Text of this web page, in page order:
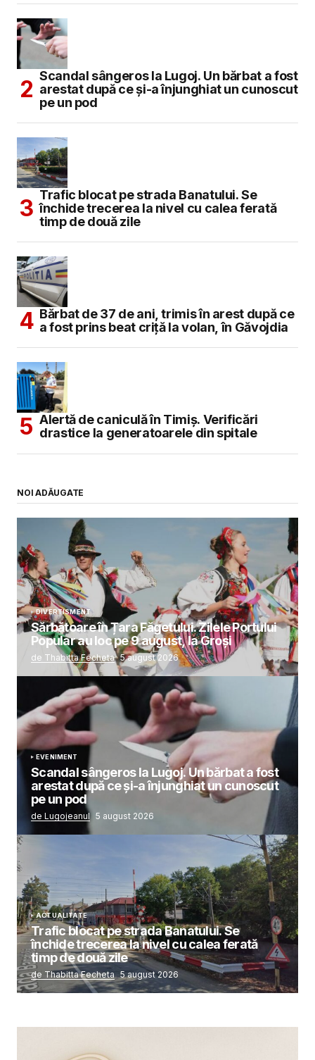
Scandal sângeros la Lugoj. Un bărbat a fost
arestat după ce și-a înjunghiat un cunoscut
pe un pod
Trafic blocat pe strada Banatului. Se
închide trecerea la nivel cu calea ferată
timp de două zile
Bărbat de 37 de ani, trimis în arest după ce
a fost prins beat criță la volan, în Găvojdia
Alertă de caniculă în Timiș. Verificări
drastice la generatoarele din spitale
NOI ADĂUGATE
DIVERTISMENT
Sărbătoare în Țara Făgetului. Zilele Portului
Popular au loc pe 9 august, la Groși
de Thabitta Fecheta 5 august 2026
EVENIMENT
Scandal sângeros la Lugoj. Un bărbat a fost
arestat după ce și-a înjunghiat un cunoscut
pe un pod
de Lugojeanul 5 august 2026
ACTUALITATE
Trafic blocat pe strada Banatului. Se
închide trecerea la nivel cu calea ferată
timp de două zile
de Thabitta Fecheta 5 august 2026